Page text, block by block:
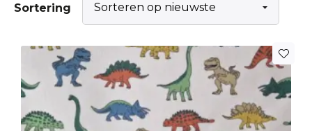
Sortering